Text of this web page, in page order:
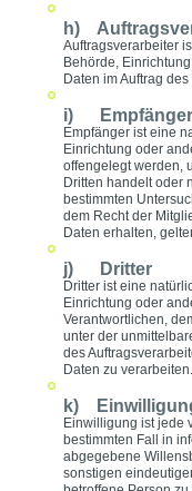
h)
Auftragsverarbeiter
Behörde,
Daten im Auftrag
i) Empfänger
Empfänger ist eine
Einrichtung oder
offengelegt werden,
Dritten handelt oder
bestimmten
dem Recht der
Daten erhalten,
j) Dritter
Dritter ist eine
Einrichtung oder
Verantwortlichen,
unter der
des
Daten zu verarbeiten.
k)
Einwilligung ist jede
bestimmten Fall in
abgegebene
sonstigen